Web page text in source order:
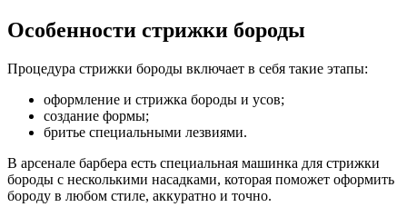
Особенности стрижки бороды
Процедура стрижки бороды включает в себя такие этапы:
оформление и стрижка бороды и усов;
создание формы;
бритье специальными лезвиями.
В арсенале барбера есть специальная машинка для стрижки
бороды с несколькими насадками, которая поможет оформить
бороду в любом стиле, аккуратно и точно.